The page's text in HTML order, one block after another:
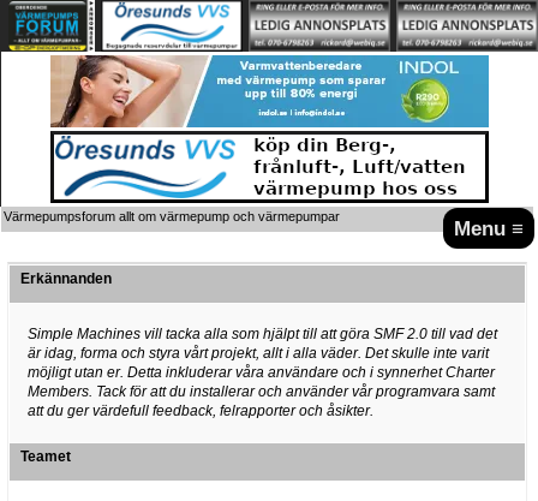
Menu ≡
Värmepumpsforum allt om värmepump och värmepumpar
Erkännanden
Simple Machines vill tacka alla som hjälpt till att göra SMF 2.0 till vad det
är idag, forma och styra vårt projekt, allt i alla väder. Det skulle inte varit
möjligt utan er. Detta inkluderar våra användare och i synnerhet Charter
Members. Tack för att du installerar och använder vår programvara samt
att du ger värdefull feedback, felrapporter och åsikter.
Teamet